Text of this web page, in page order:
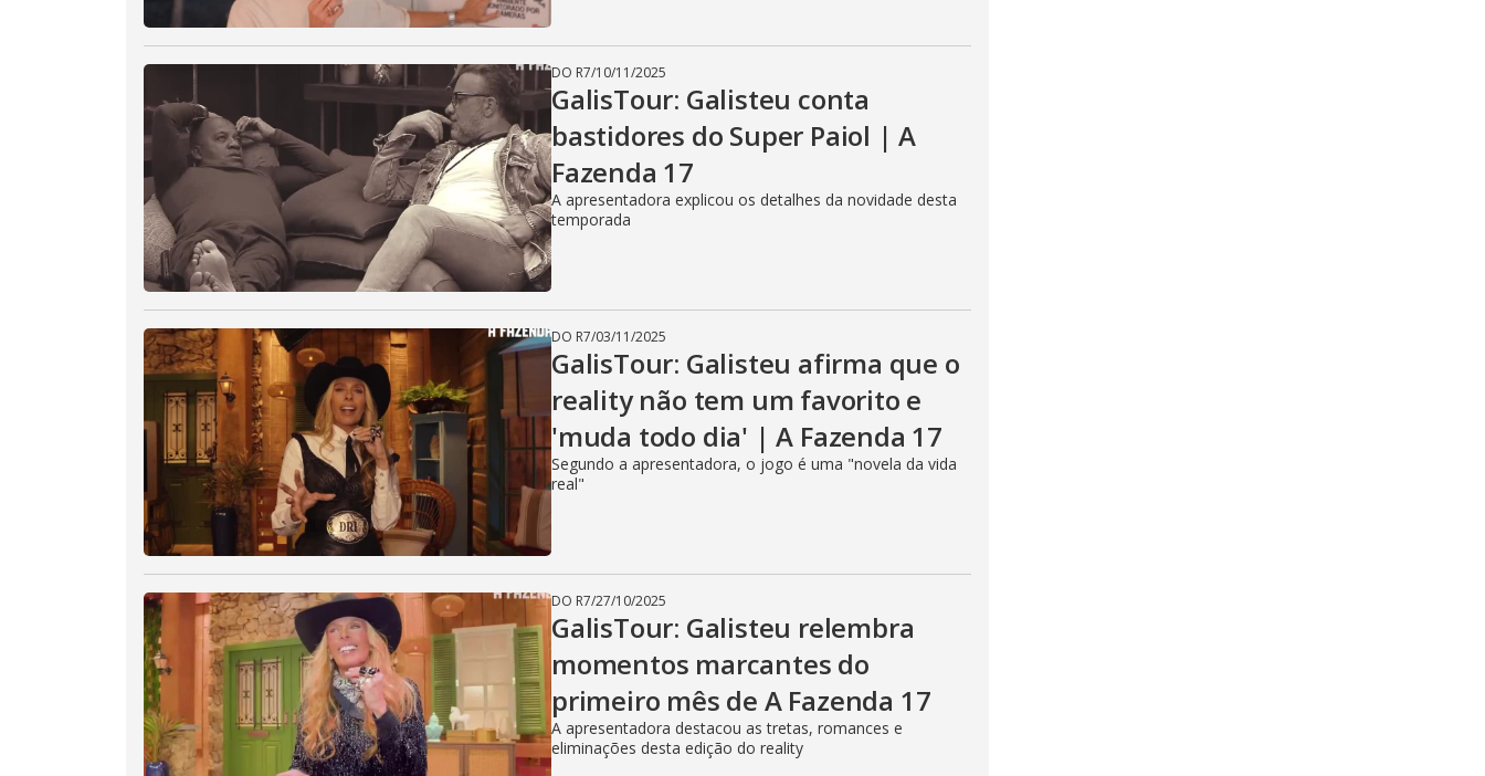
DO R7/10/11/2025
GalisTour: Galisteu conta
bastidores do Super Paiol | A
Fazenda 17
A apresentadora explicou os detalhes da novidade desta
temporada
DO R7/03/11/2025
GalisTour: Galisteu afirma que o
reality não tem um favorito e
'muda todo dia' | A Fazenda 17
Segundo a apresentadora, o jogo é uma "novela da vida
real"
DO R7/27/10/2025
GalisTour: Galisteu relembra
momentos marcantes do
primeiro mês de A Fazenda 17
A apresentadora destacou as tretas, romances e
eliminações desta edição do reality